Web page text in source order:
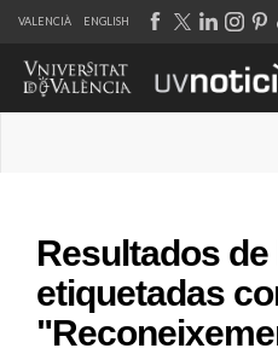
VALENCIÀ ENGLISH
Resultados
etiquetadas